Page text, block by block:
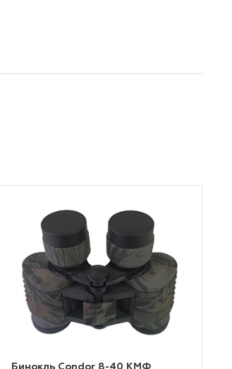
Бинокль Condor 8-40 КМФ